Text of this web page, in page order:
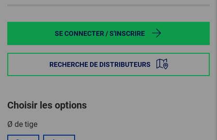
SE CONNECTER / S'INSCRIRE
RECHERCHE DE DISTRIBUTEURS
Choisir les options
Ø de tige